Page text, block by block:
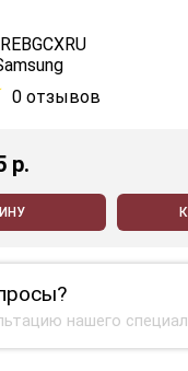
0 отзывов
p.
нашего